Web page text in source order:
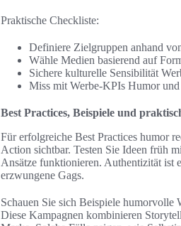
Praktische Checkliste:
Definiere Zielgruppen anhand
Wähle Medien basierend auf
Sichere kulturelle Sensibilität
Miss mit Werbe-KPIs Humor
Best Practices, Beispiele und
Für erfolgreiche Best Practices humor
Action sichtbar. Testen Sie Ideen früh
Ansätze funktionieren. Authentizität ist
erzwungene Gags.
Schauen Sie sich Beispiele
Diese Kampagnen kombinieren